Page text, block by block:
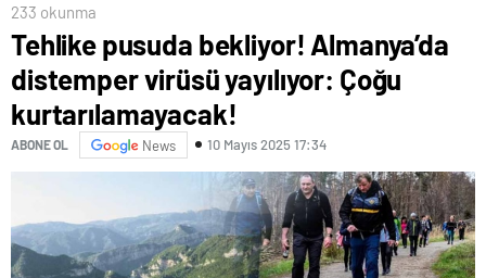
233 okunma
Tehlike pusuda bekliyor! Almanya’da
distemper virüsü yayılıyor: Çoğu
kurtarılamayacak!
ABONE OL News 10 Mayıs 2025 17:34